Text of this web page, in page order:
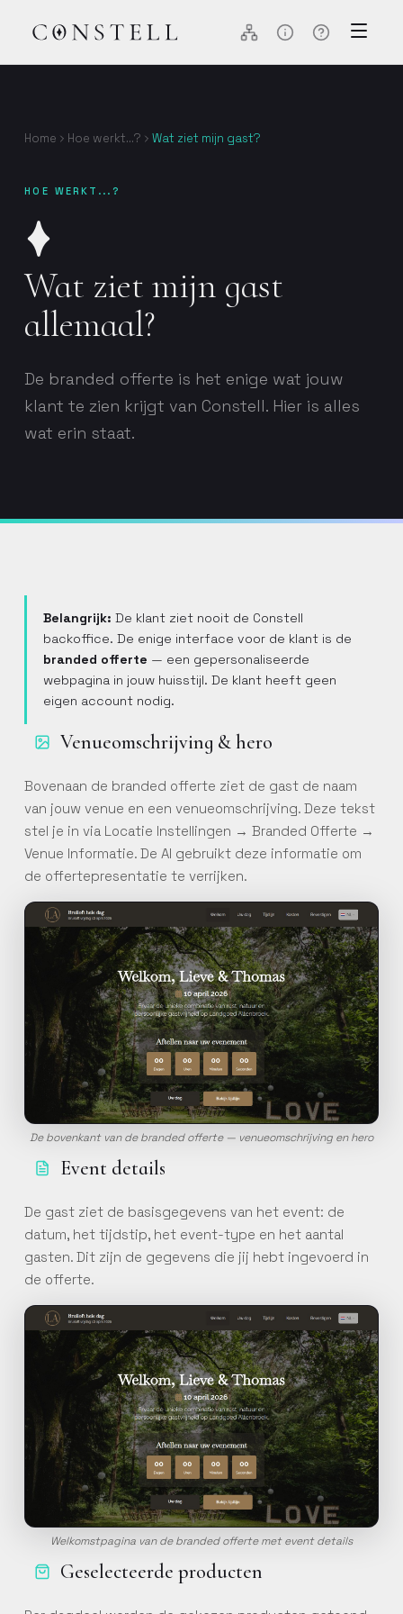
PERSOONLIJK
Vraag een
persoonlijke training
Laat een Constell-specialist
jouw team begeleiden op
maat van jullie werking.
Home Hoe werkt...? Wat ziet mijn gast?
HOE WERKT...?
Wat ziet mijn gast
allemaal?
De branded offerte is het enige wat jouw
klant te zien krijgt van Constell. Hier is alles
wat erin staat.
Belangrijk: De klant ziet nooit de Constell
backoffice. De enige interface voor de klant is de
branded offerte — een gepersonaliseerde
webpagina in jouw huisstijl. De klant heeft geen
eigen account nodig.
Venueomschrijving & hero
Bovenaan de branded offerte ziet de gast de naam
van jouw venue en een venueomschrijving. Deze tekst
stel je in via Locatie Instellingen → Branded Offerte →
Venue Informatie. De AI gebruikt deze informatie om
de offertepresentatie te verrijken.
De bovenkant van de branded offerte — venueomschrijving en hero
Event details
De gast ziet de basisgegevens van het event: de
datum, het tijdstip, het event-type en het aantal
gasten. Dit zijn de gegevens die jij hebt ingevoerd in
de offerte.
Welkomstpagina van de branded offerte met event details
Geselecteerde producten